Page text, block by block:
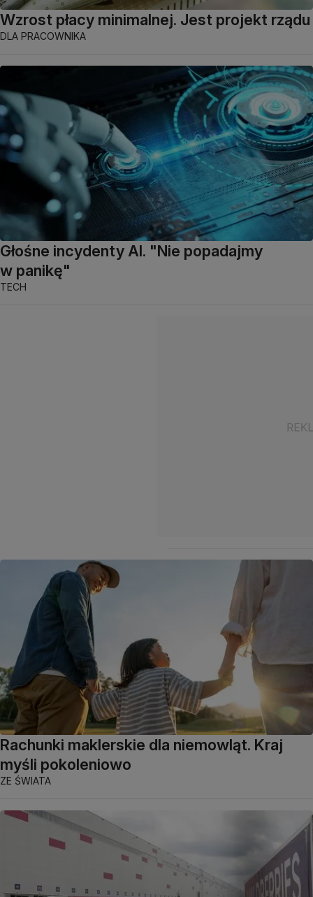
Wzrost płacy minimalnej. Jest projekt rządu
DLA PRACOWNIKA
Głośne incydenty AI. "Nie popadajmy
w panikę"
TECH
Rachunki maklerskie dla niemowląt. Kraj
myśli pokoleniowo
ZE ŚWIATA